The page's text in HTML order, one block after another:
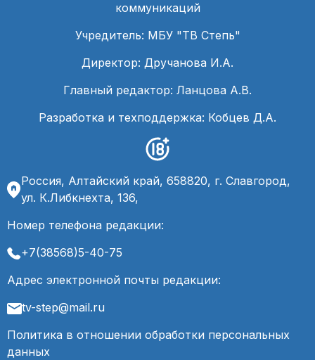
коммуникаций
Учредитель: МБУ "ТВ Степь"
Директор: Дручанова И.А.
Главный редактор: Ланцова А.В.
Разработка и техподдержка: Кобцев Д.А.
Россия, Алтайский край, 658820, г. Славгород,
ул. К.Либкнехта, 136,
Номер телефона редакции:
+7(38568)5-40-75
Адрес электронной почты редакции:
tv-step@mail.ru
Политика в отношении обработки персональных
данных